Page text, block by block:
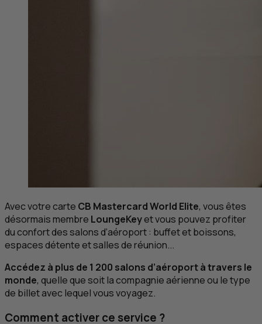
Avec votre carte CB Mastercard World Elite, vous êtes
désormais membre LoungeKeyet vous pouvez profiter
du confort des salons d’aéroport : buffet et boissons,
espaces détente et salles de réunion...
Accédez à plus de 1 200 salons d’aéroport à travers le
monde, quelle que soit la compagnie aérienne ou le type
de billet avec lequel vous voyagez.
Comment activer ce service ?